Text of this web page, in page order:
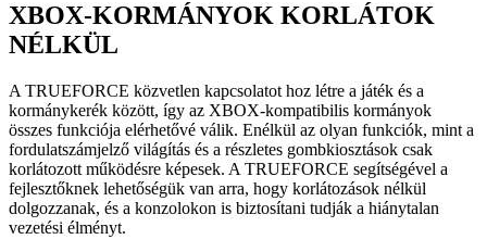
XBOX‑KORMÁNYOK KORLÁTOK
NÉLKÜL
A TRUEFORCE közvetlen kapcsolatot hoz létre a játék és a
kormánykerék között, így az XBOX-kompatibilis kormányok
összes funkciója elérhetővé válik. Enélkül az olyan funkciók, mint a
fordulatszámjelző világítás és a részletes gombkiosztások csak
korlátozott működésre képesek. A TRUEFORCE segítségével a
fejlesztőknek lehetőségük van arra, hogy korlátozások nélkül
dolgozzanak, és a konzolokon is biztosítani tudják a hiánytalan
vezetési élményt.